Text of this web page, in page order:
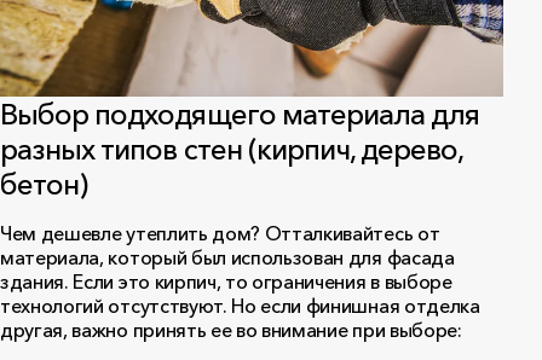
Выбор подходящего материала для
разных типов стен (кирпич, дерево,
бетон)
Чем дешевле утеплить дом? Отталкивайтесь от
материала, который был использован для фасада
здания. Если это кирпич, то ограничения в выборе
технологий отсутствуют. Но если финишная отделка
другая, важно принять ее во внимание при выборе: